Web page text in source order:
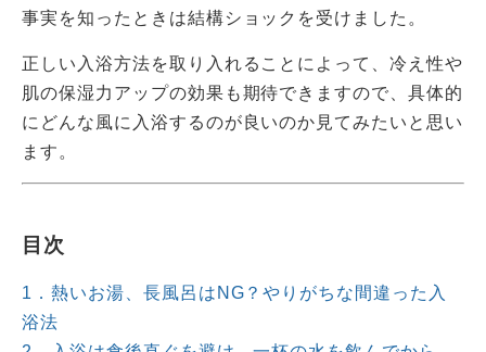
事実を知ったときは結構ショックを受けました。
正しい入浴方法を取り入れることによって、冷え性や
肌の保湿力アップの効果も期待できますので、具体的
にどんな風に入浴するのが良いのか見てみたいと思い
ます。
目次
1．熱いお湯、長風呂はNG？やりがちな間違った入
浴法